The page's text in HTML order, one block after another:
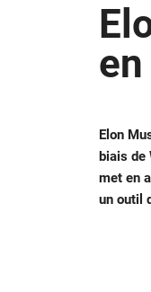
Elon
biais de
met en
un outil